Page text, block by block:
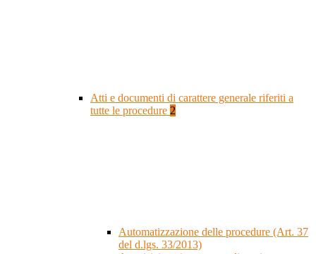
Atti e documenti di carattere generale riferiti a
tutte le procedure 2
Automatizzazione delle procedure (Art. 37
del d.lgs. 33/2013)